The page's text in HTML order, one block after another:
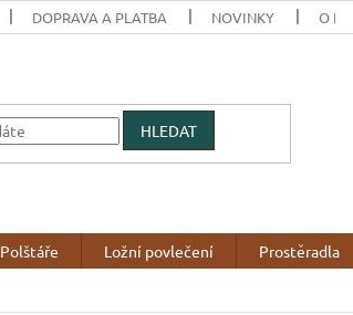
DOPRAVA A PLATBA NOVINKY O NÁS
HLEDAT
Polštáře Ložní povlečení Prostěradla